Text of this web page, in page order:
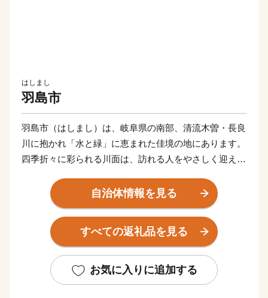
はしまし
羽島市
羽島市（はしまし）は、岐阜県の南部、清流木曽・長良
川に抱かれ「水と緑」に恵まれた佳境の地にあります。
四季折々に彩られる川面は、訪れる人をやさしく迎えて
東海道新幹線岐阜羽島駅、名神高速道路岐阜羽島インタ
ーチェンジを併せ持つ「岐阜県の表玄関」羽島市は、こ
のような自然豊かな地で、交通の要衝としても大きく発
展しています。
く、注目される都市の一つとして数えられています。
自治体情報を見る
すべての返礼品を見る
お気に入りに追加する